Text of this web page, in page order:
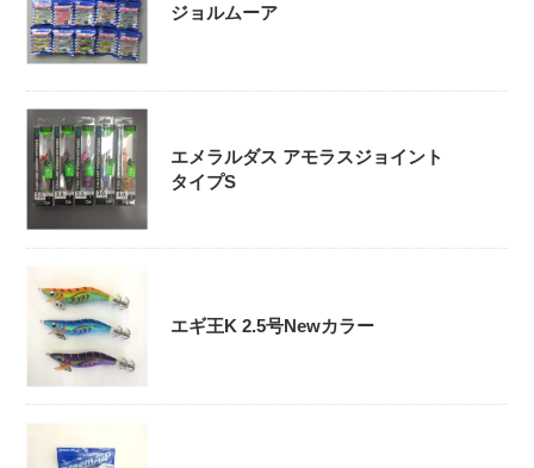
ジョルムーア
エメラルダス アモラスジョイント
タイプS
エギ王K 2.5号Newカラー